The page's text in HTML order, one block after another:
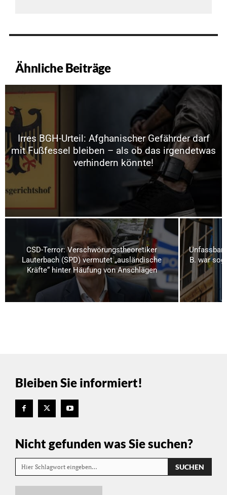
Ähnliche Beiträge
Irres BGH-Urteil: Afghanischer Gefährder darf
mit Fußfessel bleiben – als ob das irgendetwas
verhindern könnte!
CSD-Terror: Verschwörungstheoretiker
Lauterbach (SPD) vermutet „ausländische
Kräfte“ hinter Häufung von Anschlägen
B. war
Bleiben Sie informiert!
Nicht gefunden was Sie suchen?
Hier Schlagwort eingeben… SUCHEN